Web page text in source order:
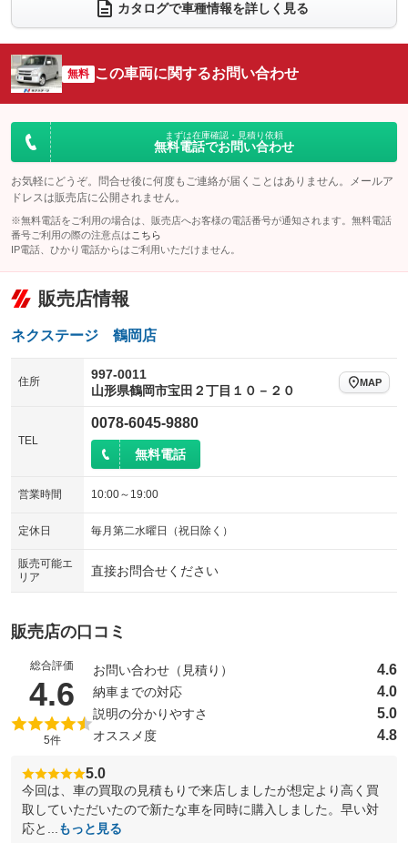
電動リアゲート フロントカメラ
：装備なし
シートエアコン
：装備なし 全周囲カメラ
：装備なし
サイドカメラ
：装備なし ルーフレール
：装備なし
エアサスペンション ヘッドライトウォッシャー
カタログで車種情報を詳しく見る
無料 この車両に関するお問い合わせ
まずは在庫確認・見積り依頼
無料電話でお問い合わせ
お気軽にどうぞ。問合せ後に何度もご連絡が届くことはありません。メールア
ドレスは販売店に公開されません。
※無料電話をご利用の場合は、販売店へお客様の電話番号が通知されます。無料電話
番号ご利用の際の注意点は こちら
IP電話、ひかり電話からはご利用いただけません。
販売店情報
ネクステージ 鶴岡店
住所
997-0011
山形県鶴岡市宝田２丁目１０－２０
MAP
TEL
0078-6045-9880
無料電話
営業時間 10:00～19:00
定休日 毎月第二水曜日（祝日除く）
販売可能エ
リア
直接お問合せください
販売店の口コミ
総合評価
4.6 （5点満点中）
5件
お問い合わせ（見積り） 4.6
納車までの対応 4.0
説明の分かりやすさ 5.0
オススメ度 4.8
5.0
今回は、車の買取の見積もりで来店しましたが想定より高く買
取していただいたので新たな車を同時に購入しました。早い対
応と...
もっと見る